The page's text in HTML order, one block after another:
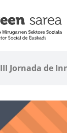
III Jornada de